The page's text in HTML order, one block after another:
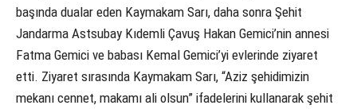
başında dualar eden Kaymakam Sarı, daha sonra Şehit
Jandarma Astsubay Kıdemli Çavuş Hakan Gemici’nin annesi
Fatma Gemici ve babası Kemal Gemici’yi evlerinde ziyaret
etti. Ziyaret sırasında Kaymakam Sarı, “Aziz şehidimizin
mekanı cennet, makamı ali olsun” ifadelerini kullanarak şehit